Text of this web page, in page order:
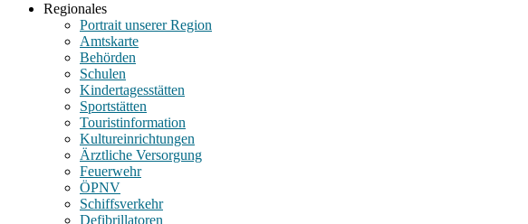
Regionales
Portrait unserer Region
Amtskarte
Behörden
Schulen
Kindertagesstätten
Sportstätten
Touristinformation
Kultureinrichtungen
Ärztliche Versorgung
Feuerwehr
ÖPNV
Schiffsverkehr
Defibrillatoren